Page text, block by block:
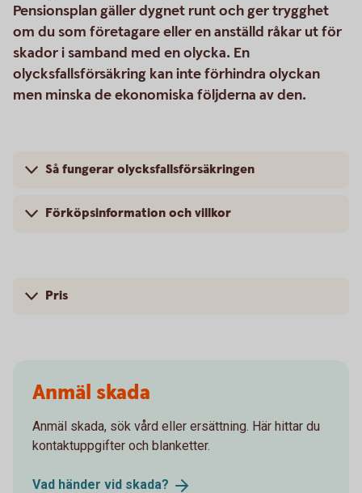
Pensionsplan gäller dygnet runt och ger trygghet
om du som företagare eller en anställd råkar ut för
skador i samband med en olycka. En
olycksfallsförsäkring kan inte förhindra olyckan
men minska de ekonomiska följderna av den.
Så fungerar olycksfallsförsäkringen
Förköpsinformation och villkor
Pris
Anmäl skada
Anmäl skada, sök vård eller ersättning. Här hittar du
kontaktuppgifter och blanketter.
Vad händer vid skada?